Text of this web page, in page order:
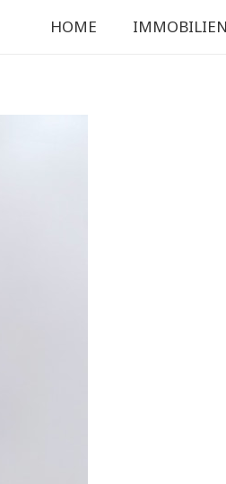
HOME IMMOBILIEN